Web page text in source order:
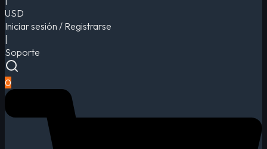
USD
Iniciar sesión / Registrarse
Soporte
0